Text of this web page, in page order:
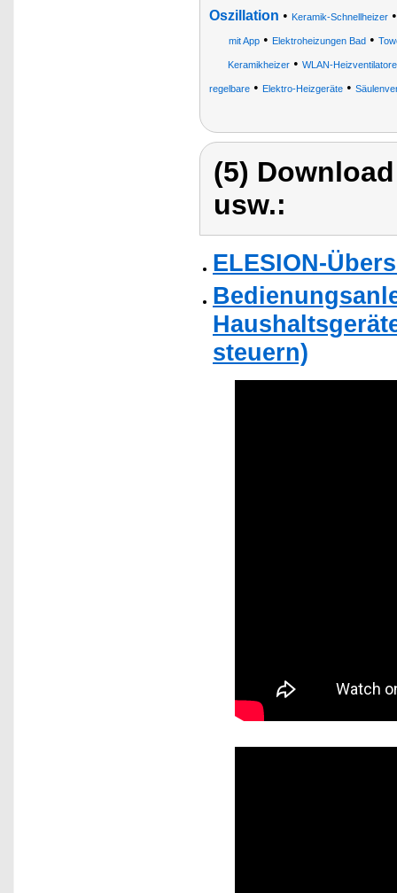
Oszillation • Keramik-Schnellheizer
mit App • Elektroheizungen Bad •
Keramikheizer • WLAN-
regelbare • Elektro-Heizgeräte •
(5)
usw.:
ELESION-
steuern)